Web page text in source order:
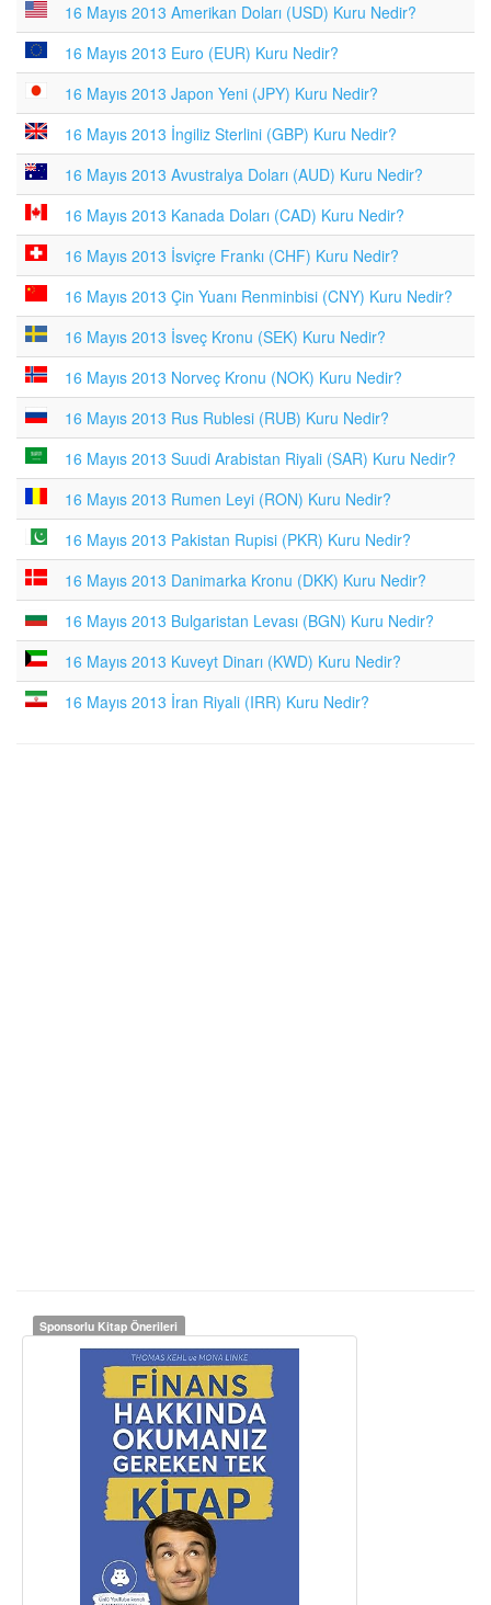
16 Mayıs 2013 Amerikan Doları (USD) Kuru Nedir?
16 Mayıs 2013 Euro (EUR) Kuru Nedir?
16 Mayıs 2013 Japon Yeni (JPY) Kuru Nedir?
16 Mayıs 2013 İngiliz Sterlini (GBP) Kuru Nedir?
16 Mayıs 2013 Avustralya Doları (AUD) Kuru Nedir?
16 Mayıs 2013 Kanada Doları (CAD) Kuru Nedir?
16 Mayıs 2013 İsviçre Frankı (CHF) Kuru Nedir?
16 Mayıs 2013 Çin Yuanı Renminbisi (CNY) Kuru Nedir?
16 Mayıs 2013 İsveç Kronu (SEK) Kuru Nedir?
16 Mayıs 2013 Norveç Kronu (NOK) Kuru Nedir?
16 Mayıs 2013 Rus Rublesi (RUB) Kuru Nedir?
16 Mayıs 2013 Suudi Arabistan Riyali (SAR) Kuru Nedir?
16 Mayıs 2013 Rumen Leyi (RON) Kuru Nedir?
16 Mayıs 2013 Pakistan Rupisi (PKR) Kuru Nedir?
16 Mayıs 2013 Danimarka Kronu (DKK) Kuru Nedir?
16 Mayıs 2013 Bulgaristan Levası (BGN) Kuru Nedir?
16 Mayıs 2013 Kuveyt Dinarı (KWD) Kuru Nedir?
16 Mayıs 2013 İran Riyali (IRR) Kuru Nedir?
Sponsorlu Kitap Önerileri